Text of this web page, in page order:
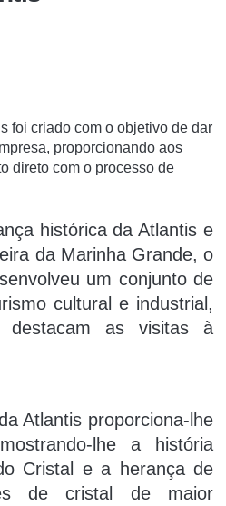
foi criado com o objetivo de dar
proporcionando aos
direto com o processo de
histórica da Atlantis e
da Marinha Grande, o
um conjunto de
cultural e industrial,
as visitas à
Atlantis proporciona-lhe
lhe a história
Cristal e a herança de
de cristal de maior